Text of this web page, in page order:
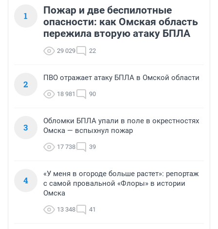
1
Пожар и две беспилотные
опасности: как Омская область
пережила вторую атаку БПЛА
29 029 22
2
ПВО отражает атаку БПЛА в Омской области
18 981 90
3
Обломки БПЛА упали в поле в окрестностях
Омска — вспыхнул пожар
17 738 39
4
«У меня в огороде больше растет»: репортаж
с самой провальной «Флоры» в истории
Омска
13 348 41